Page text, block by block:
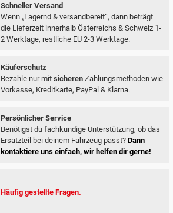
Schneller Versand
Wenn „Lagernd & versandbereit“, dann beträgt
die Lieferzeit innerhalb Österreichs & Schweiz 1-
2 Werktage, restliche EU 2-3 Werktage.
Käuferschutz
Bezahle nur mit sicheren Zahlungsmethoden wie
Vorkasse, Kreditkarte, PayPal & Klarna.
Persönlicher Service
Benötigst du fachkundige Unterstützung, ob das
Ersatzteil bei deinem Fahrzeug passt? Dann
kontaktiere uns einfach, wir helfen dir gerne!
Häufig gestellte Fragen.